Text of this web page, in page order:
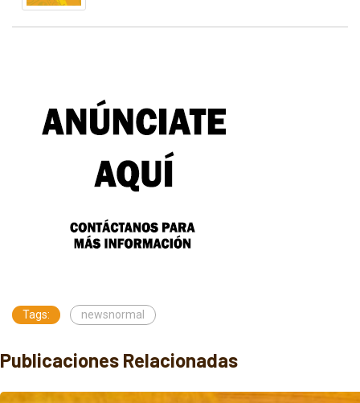
Tags: newsnormal
Publicaciones Relacionadas